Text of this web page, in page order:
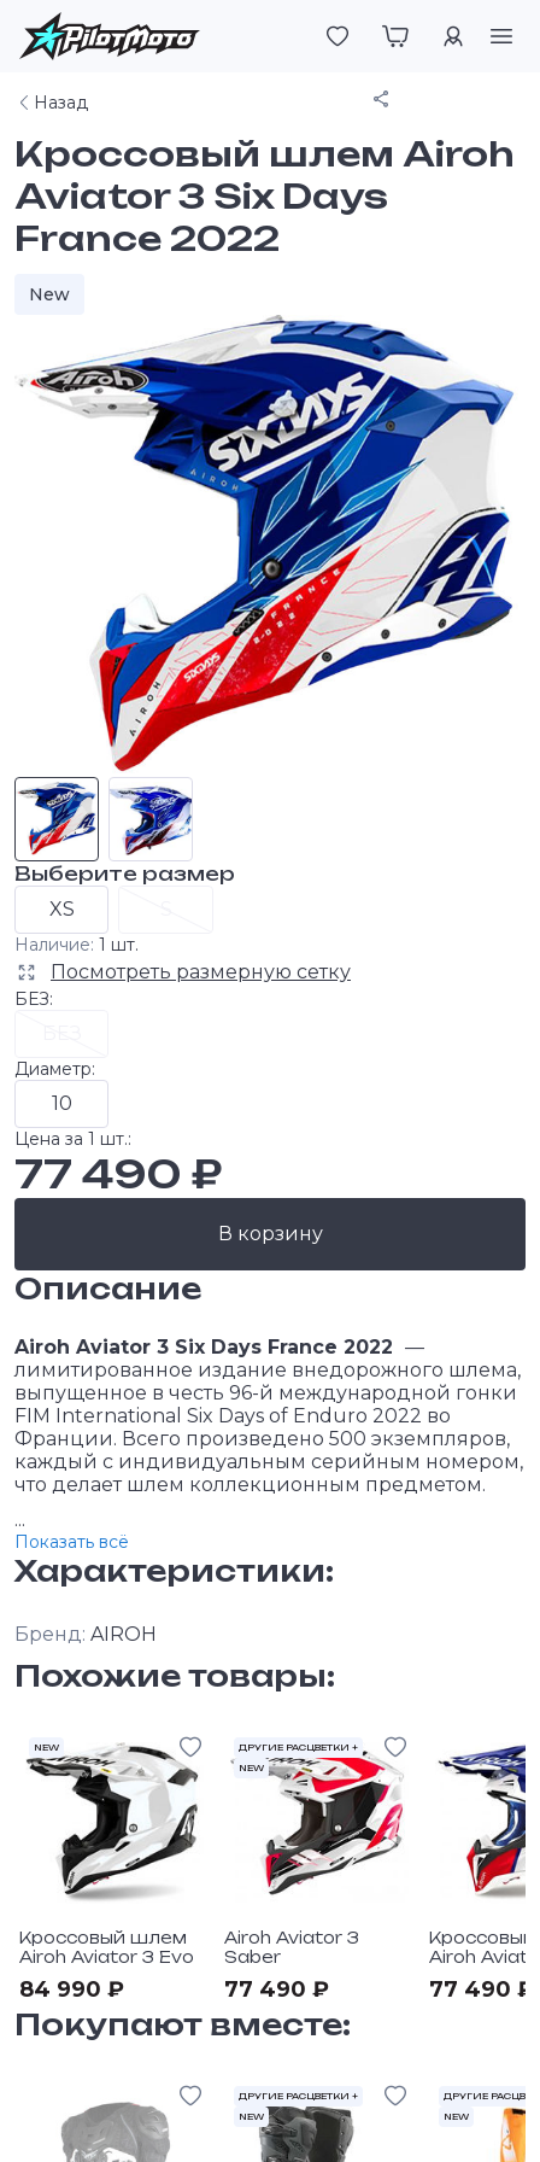
Войти
Назад
Описание
Airoh Aviator 3 Six Days France 2022 —
лимитированное издание внедорожного шлема,
выпущенное в честь 96-й международной гонки
FIM International Six Days of Enduro 2022 во
Франции. Всего произведено 500 экземпляров,
каждый с индивидуальным серийным номером,
что делает шлем коллекционным предметом.
...
Показать всё
Характеристики:
Бренд: AIROH
Кроссовый шлем Airoh
Aviator 3 Six Days
France 2022
New
Выберите размер
XS
Наличие: 1 шт.
Посмотреть размерную сетку
БЕЗ:
Диаметр:
10
Цена за 1 шт.:
77 490 ₽
В корзину
Похожие товары:
Кроссовый шлем
Airoh Aviator 3 Evo
84 990 ₽
NEW
Airoh Aviator 3
Saber
77 490 ₽
ДРУГИЕ РАСЦВЕТКИ +
NEW
Airoh
77 490 ₽
Покупают вместе:
ДРУГИЕ РАСЦВЕТКИ +
NEW
ДРУГИЕ
NEW